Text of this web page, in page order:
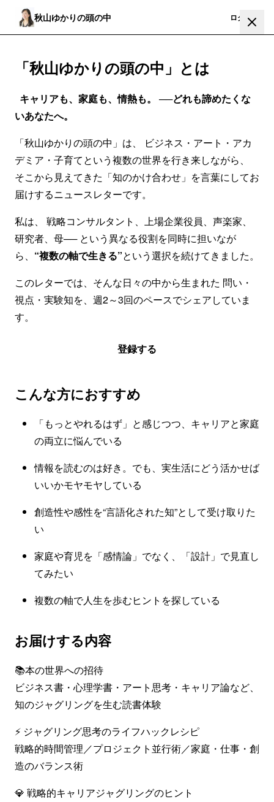
秋山ゆかりの頭の中 ログイン
「秋山ゆかりの頭の中」とは
キャリアも、家庭も、情熱も。 ──どれも諦めたくな
いあなたへ。
「秋山ゆかりの頭の中」は、 ビジネス・アート・アカ
デミア・子育てという複数の世界を行き来しながら、
そこから見えてきた「知のかけ合わせ」を言葉にしてお
届けするニュースレターです。
私は、 戦略コンサルタント、上場企業役員、声楽家、
研究者、母── という異なる役割を同時に担いなが
ら、 “複数の軸で生きる”という選択を続けてきました。
このレターでは、そんな日々の中から生まれた 問い・
視点・実験知を、週2～3回のペースでシェアしていま
す。
登録する
こんな方におすすめ
「もっとやれるはず」と感じつつ、キャリアと家庭
の両立に悩んでいる
情報を読むのは好き。でも、実生活にどう活かせば
いいかモヤモヤしている
創造性や感性を“言語化された知”として受け取りた
い
家庭や育児を「感情論」でなく、「設計」で見直し
てみたい
複数の軸で人生を歩むヒントを探している
お届けする内容
📚本の世界への招待
ビジネス書・心理学書・アート思考・キャリア論など、
知のジャグリングを生む読書体験
⚡️ ジャグリング思考のライフハックレシピ
戦略的時間管理／プロジェクト並行術／家庭・仕事・創
造のバランス術
💎 戦略的キャリアジャグリングのヒント